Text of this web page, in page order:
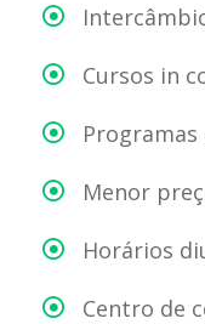
Cursos in
Menor
Horários
Centro de